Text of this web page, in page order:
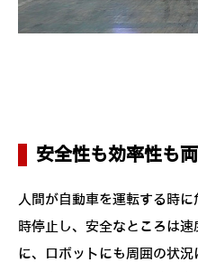
安全性も効率性も
人間が自動車を運転する時
時停止し、安全なところは
に、ロボットにも周囲の状